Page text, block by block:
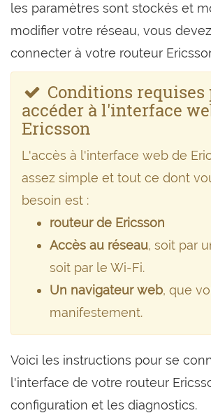
les paramètres sont stockés et
modifier votre réseau, vous
connecter à votre routeur
Conditions requises
accéder à l'interface
Ericsson
L'accès à l'interface web de
assez simple et tout ce dont
besoin est :
routeur de Ericsson
Accès au réseau, soit par
soit par le Wi-Fi.
Un navigateur web, que
manifestement.
Voici les instructions pour se
l'interface de votre routeur
configuration et les diagnostics.